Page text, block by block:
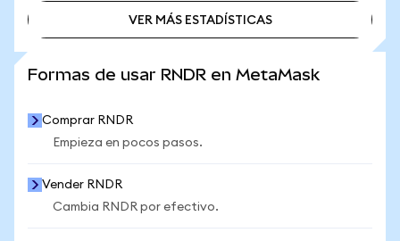
VER MÁS ESTADÍSTICAS
Formas de usar RNDR en MetaMask
Comprar RNDR
Empieza en pocos pasos.
Vender RNDR
Cambia RNDR por efectivo.